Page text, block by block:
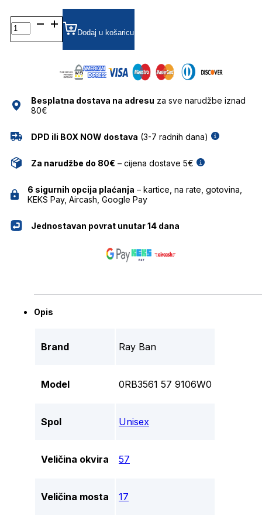
0RB3561
POLARIZIRANE SUNČANE
NAOČALE
Dodaj u košaricu
Besplatna dostava na adresu za sve narudžbe iznad
80€
DPD ili BOX NOW dostava (3-7 radnih dana)
Za narudžbe do 80€ – cijena dostave 5€
6 sigurnih opcija plaćanja – kartice, na rate, gotovina,
KEKS Pay, Aircash, Google Pay
Jednostavan povrat unutar 14 dana
Opis
Brand Ray Ban
Model 0RB3561 57 9106W0
Spol Unisex
Veličina okvira 57
Veličina mosta 17